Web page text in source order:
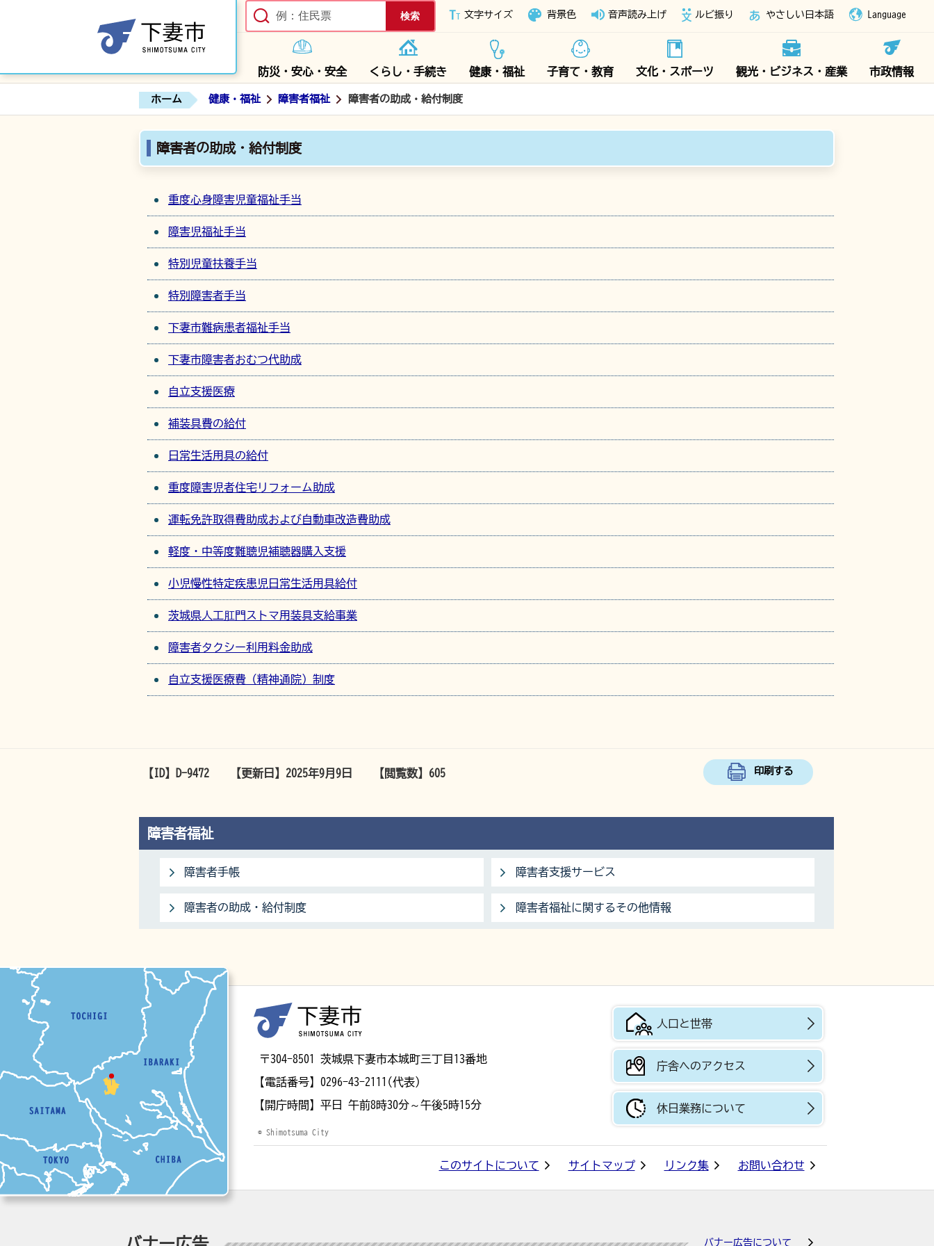
下妻市ホームページ
文字サイズ 背景色 音声読み上げ ルビ振り やさしい日本語 Language
防災・安心・安全 くらし・手続き 健康・福祉 子育て・教育 文化・スポーツ 観光・ビジネス・産業 市政情報
ホーム 健康・福祉 障害者福祉 障害者の助成・給付制度
障害者の助成・給付制度
重度心身障害児童福祉手当
障害児福祉手当
特別児童扶養手当
特別障害者手当
下妻市難病患者福祉手当
下妻市障害者おむつ代助成
自立支援医療
補装具費の給付
日常生活用具の給付
重度障害児者住宅リフォーム助成
運転免許取得費助成および自動車改造費助成
軽度・中等度難聴児補聴器購入支援
小児慢性特定疾患児日常生活用具給付
茨城県人工肛門ストマ用装具支給事業
障害者タクシー利用料金助成
自立支援医療費（精神通院）制度
【ID】 D-9472 【更新日】 2025年9月9日 【閲覧数】 605 印刷する
障害者福祉
障害者手帳 障害者支援サービス
障害者の助成・給付制度 障害者福祉に関するその他情報
〒304-8501 茨城県下妻市本城町三丁目13番地
【電話番号】 0296-43-2111(代表)
【開庁時間】 平日 午前8時30分～午後5時15分
© Shimotsuma City
人口と世帯
庁舎へのアクセス
休日業務について
このサイトについて サイトマップ リンク集 お問い合わせ
バナー広告について